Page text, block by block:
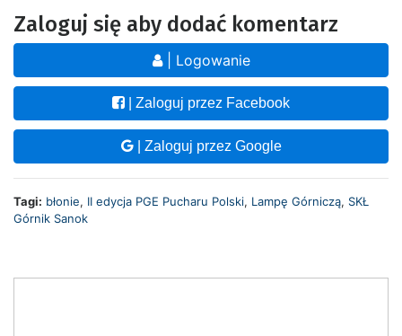
Zaloguj się aby dodać komentarz
| Logowanie
| Zaloguj przez Facebook
| Zaloguj przez Google
Tagi: błonie, II edycja PGE Pucharu Polski, Lampę Górniczą, SKŁ
Górnik Sanok